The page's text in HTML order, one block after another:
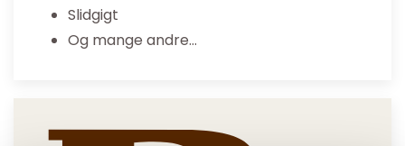
Slidgigt
Og mange andre…